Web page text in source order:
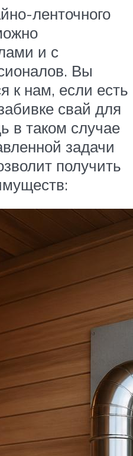
ленточного
и с
Вы
к нам, если есть
свай для
в таком случае
задачи
получить